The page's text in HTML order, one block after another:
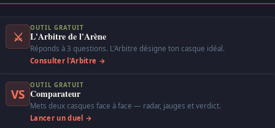
⚔
OUTIL GRATUIT
L'Arbitre de l'Arène
Réponds à 3 questions. L'Arbitre désigne ton casque idéal.
Consulter l'Arbitre →
VS
OUTIL GRATUIT
Comparateur
Mets deux casques face à face — radar, jauges et verdict.
Lancer un duel →